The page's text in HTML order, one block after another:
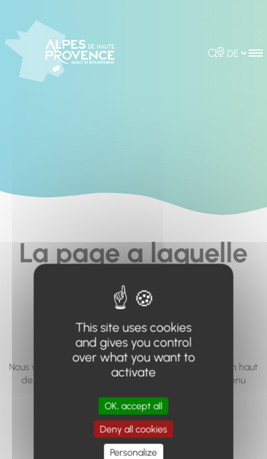
Rechercher
Choisir la
La page a laquelle
vous cherchez à
accéder n'existe
pas... ou plus.
Nous vous invitons à utiliser le moteur de recherche en haut
de page, ou à utiliser le menu pour trouver le contenu
Retour à l'accueil
This site uses cookies
and gives you control
over what you want to
activate
OK, accept all
Deny all cookies
Personalize